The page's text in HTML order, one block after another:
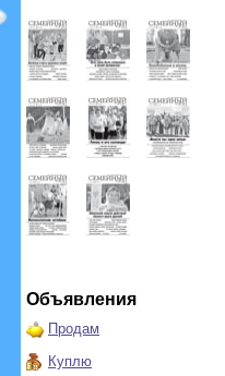
Объявления
Продам
Куплю